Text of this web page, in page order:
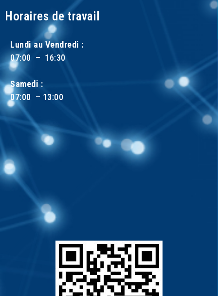
Horaires de travail
Lundi au Vendredi :
07:00 – 16:30
Samedi :
07:00 – 13:00